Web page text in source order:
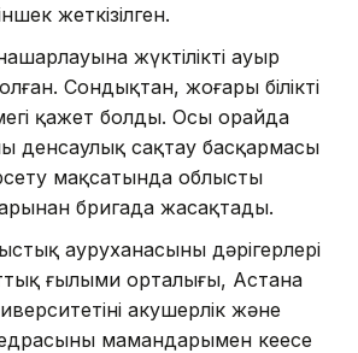
жеткізілген.
жүктіліктің ауыр
Сондықтан, жоғары білікті
қажет болды. Осы орайда
денсаулық сақтау басқармасы
мақсатында облыстың
бригада жасақтады.
ауруханасының дәрігерлері
ғылыми орталығы, Астана
акушерлік және
мамандарымен кеңесе